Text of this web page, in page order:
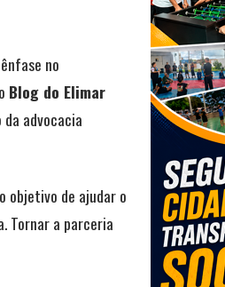
no
Blog do Elimar
advocacia
objetivo de ajudar o
Tornar a parceria